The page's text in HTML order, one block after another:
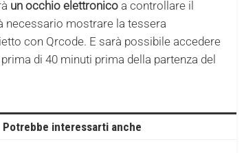
un occhio elettronico a controllare il
necessario mostrare la tessera
con Qrcode. E sarà possibile accedere
di 40 minuti prima della partenza del
Potrebbe interessarti anche